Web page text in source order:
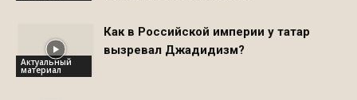
Актуальный
материал
Как в Российской империи у татар
вызревал Джадидизм?